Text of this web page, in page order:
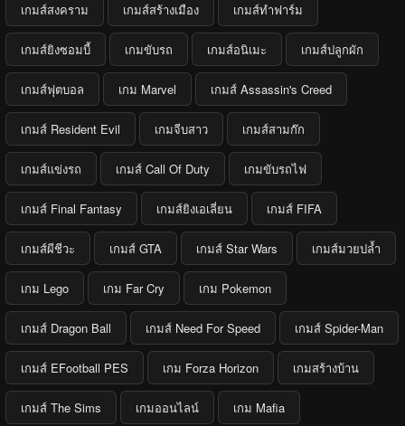
เกมส์สงคราม เกมส์สร้างเมือง เกมส์ทำฟาร์ม
เกมส์ยิงซอมบี้ เกมขับรถ เกมส์อนิเมะ เกมส์ปลูกผัก
เกมส์ฟุตบอล เกม Marvel เกมส์ Assassin's Creed
เกมส์ Resident Evil เกมจีบสาว เกมส์สามก๊ก
เกมส์แข่งรถ เกมส์ Call Of Duty เกมขับรถไฟ
เกมส์ Final Fantasy เกมส์ยิงเอเลี่ยน เกมส์ FIFA
เกมส์ผีชีวะ เกมส์ GTA เกมส์ Star Wars เกมส์มวยปล้ำ
เกม Lego เกม Far Cry เกม Pokemon
เกมส์ Dragon Ball เกมส์ Need For Speed เกมส์ Spider-Man
เกมส์ EFootball PES เกม Forza Horizon เกมสร้างบ้าน
เกมส์ The Sims เกมออนไลน์ เกม Mafia